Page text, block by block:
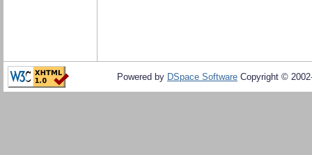
Powered by DSpace Software Copyright ©